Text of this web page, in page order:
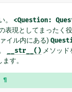
。 <Question:
表現としてまったく役
イル内にある)
__str__() メソッド
す。
¶